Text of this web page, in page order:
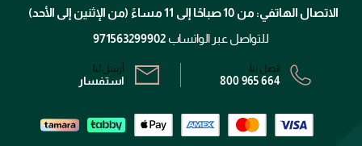
الشروط و الأحكام
سياسة الخصوصية
الاتصال الهاتفي: من 10 صباحًا إلى 11 مساءً (من الإثنين إلى الأحد)
للتواصل عبر الواتساب 971563299902
اتصل بنا:
800 965 664
أرسل لنا:
استفسار